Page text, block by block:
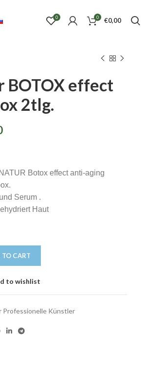
0 0 €0,00
BOTOX effect
2tlg.
Botox effect anti-aging
Serum .
Haut
CART
to wishlist
Professionelle Künstler